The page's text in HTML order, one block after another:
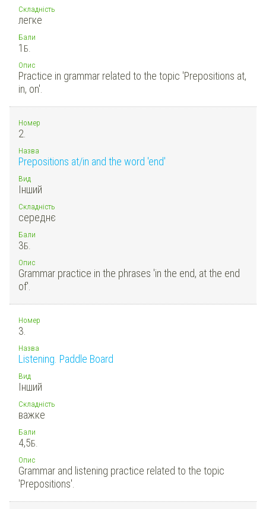
Складність
легке
Бали
1 Б.
Опис
Practice in grammar related to the topic 'Prepositions at,
in, on'.
Номер
2.
Назва
Prepositions at/in and the word 'end'
Вид
Інший
Складність
середнє
Бали
3Б.
Опис
Grammar practice in the phrases 'in the end, at the end
of'.
Номер
3.
Назва
Listening. Paddle Board
Вид
Інший
Складність
важке
Бали
4,5Б.
Опис
Grammar and listening practice related to the topic
'Prepositions'.